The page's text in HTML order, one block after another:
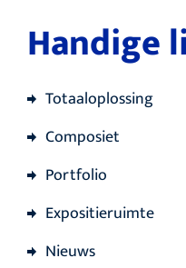
Handige
Totaaloplossing
Composiet
Portfolio
Expositieruimte
Nieuws